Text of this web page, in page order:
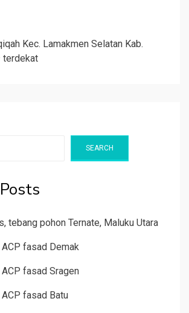
Kec. Lamakmen Selatan Kab.
terdekat
SEARCH
tebang pohon Ternate, Maluku Utara
fasad Demak
fasad Sragen
fasad Batu